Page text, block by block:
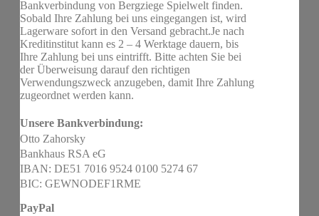
Bankverbindung von Bergziege Spielwelt finden.
Sobald Ihre Zahlung bei uns eingegangen ist, wird
Lagerware sofort in den Versand gebracht.Je nach
Kreditinstitut kann es 2 – 4 Werktage dauern, bis
Ihre Zahlung bei uns eintrifft. Bitte achten Sie bei
der Überweisung darauf den richtigen
Verwendungszweck anzugeben, damit Ihre Zahlung
zugeordnet werden kann.
Unsere Bankverbindung:
Otto Zahorsky
Bankhaus RSA eG
IBAN: DE51 7016 9524 0100 5274 67
BIC: GEWNODEF1RME
PayPal